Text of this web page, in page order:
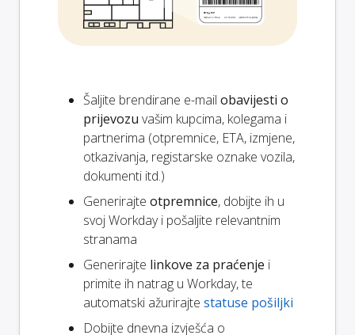
Šaljite brendirane e-mail obavijesti o
prijevozu vašim kupcima, kolegama i
partnerima (otpremnice, ETA, izmjene,
otkazivanja, registarske oznake vozila,
dokumenti itd.)
Generirajte otpremnice, dobijte ih u
svoj Workday i pošaljite relevantnim
stranama
Generirajte linkove za praćenje i
primite ih natrag u Workday, te
automatski ažurirajte statuse pošiljki
Dobijte dnevna izvješća o